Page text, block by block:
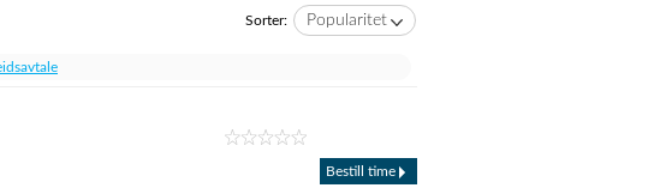
Sorter: Popularitet
Bestill time